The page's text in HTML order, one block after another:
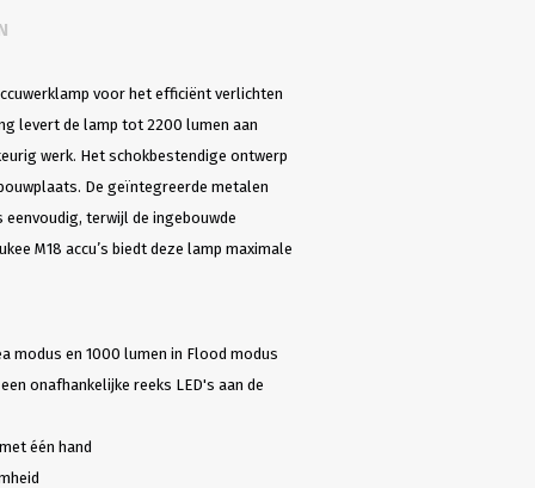
voor het efficiënt verlichten
levert de lamp tot 2200 lumen aan
werk. Het schokbestendige ontwerp
De geïntegreerde metalen
terwijl de ingebouwde
M18 accu’s biedt deze lamp maximale
modus en 1000 lumen in Flood modus
onafhankelijke reeks LED's aan de
één hand